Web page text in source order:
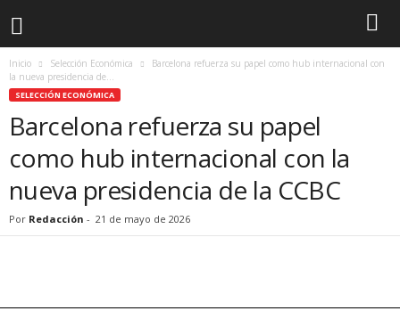
Inicio Selección Económica
Barcelona refuerza su papel como hub internacional con
la nueva presidencia de...
SELECCIÓN ECONÓMICA
Barcelona refuerza su papel
como hub internacional con la
nueva presidencia de la CCBC
Por Redacción - 21 de mayo de 2026